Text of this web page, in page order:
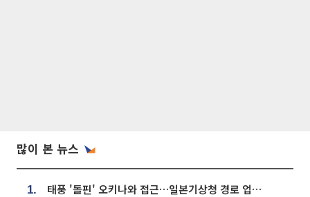
많이 본 뉴스
1. 태풍 '돌핀' 오키나와 접근…일본기상청 경로 업데이트